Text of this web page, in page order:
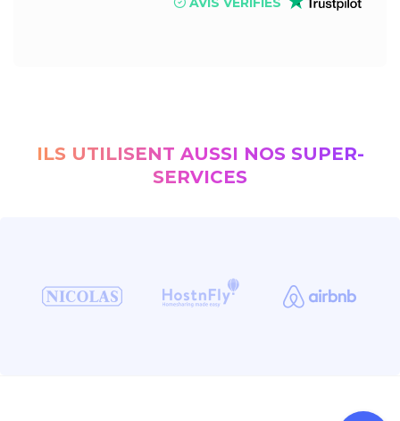
ILS UTILISENT AUSSI NOS SUPER-
SERVICES